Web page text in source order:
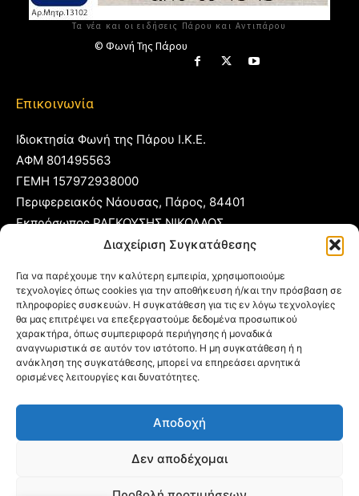
Διαχείριση Συγκατάθεσης
Για να παρέχουμε την καλύτερη εμπειρία, χρησιμοποιούμε
τεχνολογίες όπως cookies για την αποθήκευση ή/και την πρόσβαση σε
πληροφορίες συσκευών. Η συγκατάθεση για τις εν λόγω τεχνολογίες
θα μας επιτρέψει να επεξεργαστούμε δεδομένα προσωπικού
χαρακτήρα, όπως συμπεριφορά περιήγησης ή μοναδικά
αναγνωριστικά σε αυτόν τον ιστότοπο. Η μη συγκατάθεση ή η
ανάκληση της συγκατάθεσης, μπορεί να επηρεάσει αρνητικά
ορισμένες λειτουργίες και δυνατότητες.
Αποδοχή
Δεν αποδέχομαι
Τα νέα και οι ειδήσεις Πάρου και Αντιπάρου
© Φωνή Της Πάρου
Επικοινωνία
Ιδιοκτησία Φωνή της Πάρου Ι.Κ.Ε.
ΑΦΜ 801495563
ΓΕΜΗ 157972938000
Περιφερειακός Νάουσας, Πάρος, 84401
Εκπρόσωπος ΡΑΓΚΟΥΣΗΣ ΝΙΚΟΛΑΟΣ
Κ:6977 248885
E:foni@typoparos.gr(για αγγελίες:sales@typoparos.gr)
Πολιτική απορρήτου & Cookies